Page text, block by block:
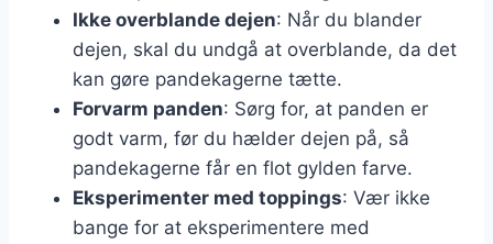
Ikke overblande dejen: Når du blander
dejen, skal du undgå at overblande, da det
kan gøre pandekagerne tætte.
Forvarm panden: Sørg for, at panden er
godt varm, før du hælder dejen på, så
pandekagerne får en flot gylden farve.
Eksperimenter med toppings: Vær ikke
bange for at eksperimentere med